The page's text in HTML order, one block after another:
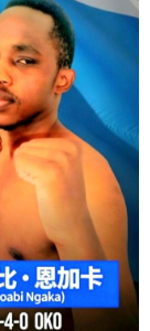
những gì
toàn có thể tạo
những huyền